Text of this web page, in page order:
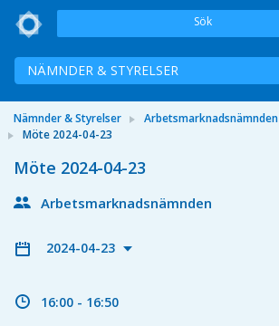
Sök
NÄMNDER & STYRELSER
Nämnder & Styrelser
Arbetsmarknadsnämnden
Möte 2024-04-23
Möte 2024-04-23
Arbetsmarknadsnämnden
2024-04-23
16:00 - 16:50